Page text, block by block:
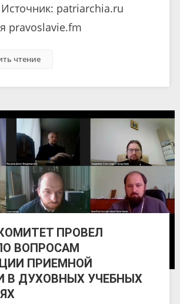
patriarchia.ru
pravoslavie.fm
чтение
ПРОВЕЛ
ВОПРОСАМ
ПРИЕМНОЙ
В ДУХОВНЫХ УЧЕБНЫХ